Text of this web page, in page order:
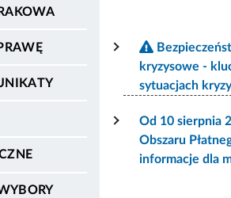
kryzysowe -
sytuacjach
Od 10 sierpnia
Obszaru
informacje dla